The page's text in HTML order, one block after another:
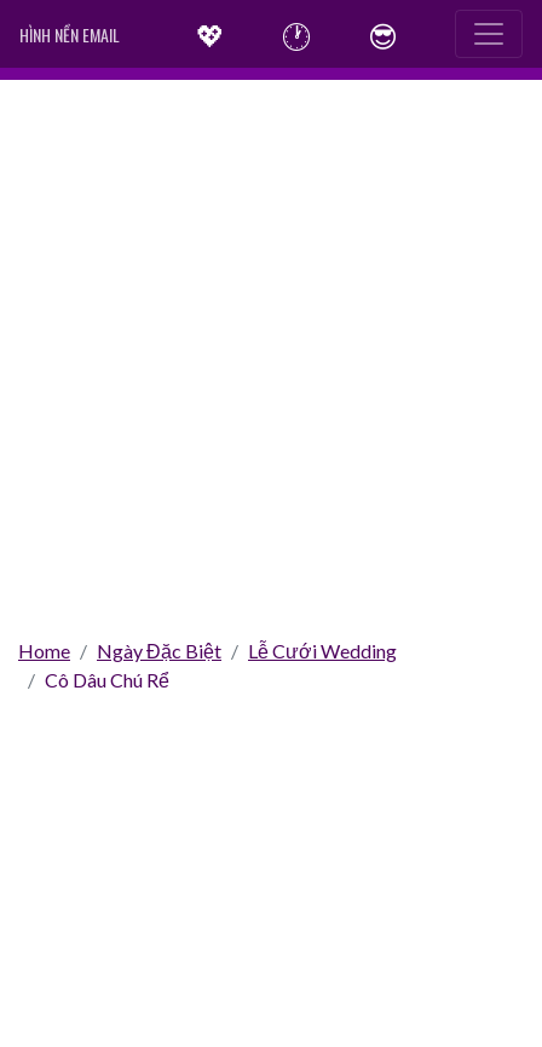
HÌNH NỀN EMAIL 💖 🕐 😎
Home Ngày Đặc Biệt
Lễ Cưới Wedding
Cô Dâu Chú Rể